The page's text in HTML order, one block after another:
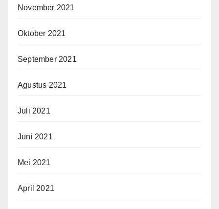
November 2021
Oktober 2021
September 2021
Agustus 2021
Juli 2021
Juni 2021
Mei 2021
April 2021